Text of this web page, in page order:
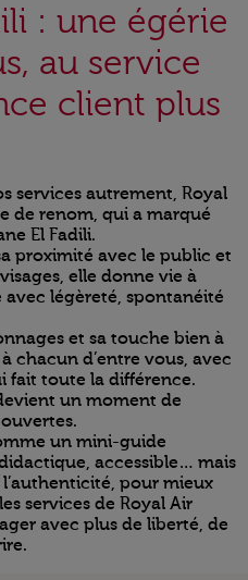
: une égérie
au service
client plus
services autrement, Royal
de renom, qui a marqué
El Fadili.
proximité avec le public et
elle donne vie à
légèreté, spontanéité
et sa touche bien à
chacun d’entre vous, avec
fait toute la différence.
un moment de
un mini-guide
accessible… mais
pour mieux
services de Royal Air
avec plus de liberté, de